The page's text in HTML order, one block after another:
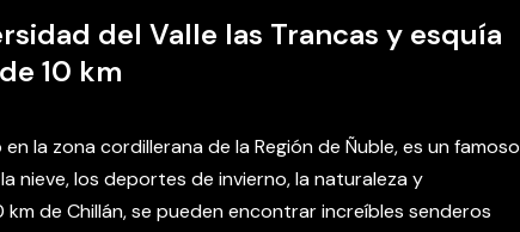
del Valle las Trancas y esquía
10 km
la zona cordillerana de la Región de Ñuble, es un famoso
nieve, los deportes de invierno, la naturaleza y
de Chillán, se pueden encontrar increíbles senderos